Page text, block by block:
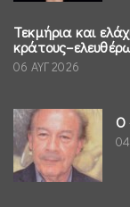
Τεκμήρια και
06 ΑΥΓ 2026
Ο